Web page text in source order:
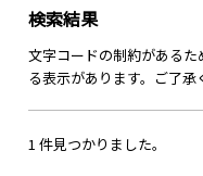
検索結果
文字コードの制約がある
る表示があります。ご了承
1 件見つかりました。